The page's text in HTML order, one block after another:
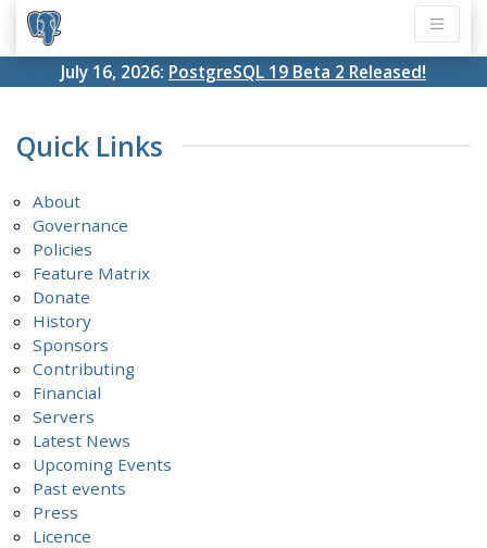
July 16, 2026: PostgreSQL 19 Beta 2 Released!
Quick Links
About
Governance
Policies
Feature Matrix
Donate
History
Sponsors
Contributing
Financial
Servers
Latest News
Upcoming Events
Past events
Press
Licence